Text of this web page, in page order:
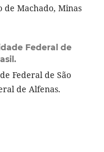
de Machado, Minas
Federal de
Federal de São
de Alfenas.